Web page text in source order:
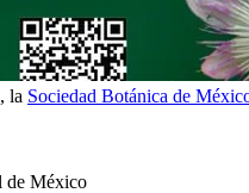
, la Sociedad Botánica de
de México